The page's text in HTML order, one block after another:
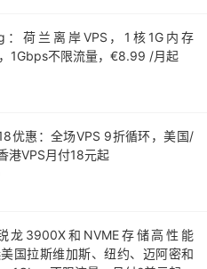
：荷兰离岸VPS，1核1G内存
1Gbps不限流量，€8.99 /月起
优惠：全场VPS 9折循环，美国/
港VPS月付18元起
龙3900X和NVME存储高性能
国拉斯维加斯、纽约、迈阿密和